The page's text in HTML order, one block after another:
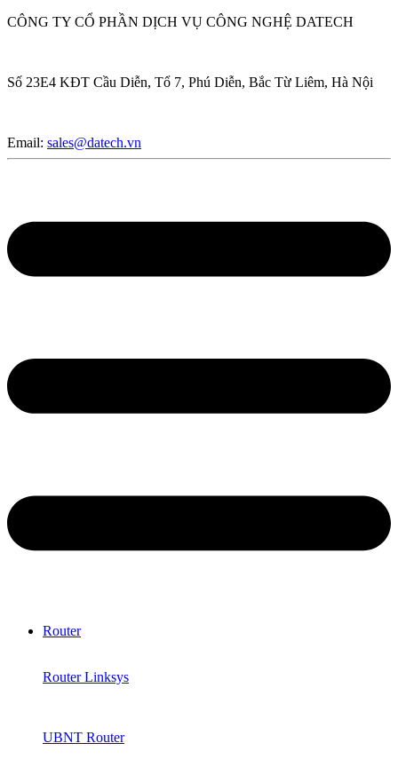
CÔNG TY CỔ PHẦN DỊCH VỤ CÔNG NGHỆ DATECH
Số 23E4 KĐT Cầu Diễn, Tổ 7, Phú Diễn, Bắc Từ Liêm, Hà Nội
Email: sales@datech.vn
Router
Router Linksys
UBNT Router